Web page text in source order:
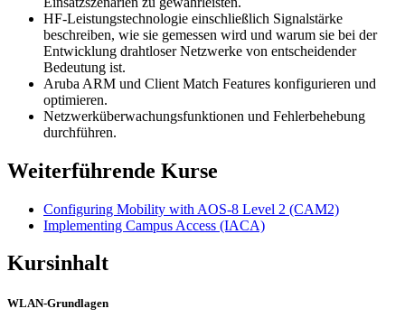
HF-Leistungstechnologie einschließlich Signalstärke
beschreiben, wie sie gemessen wird und warum sie bei der
Entwicklung drahtloser Netzwerke von entscheidender
Bedeutung ist.
Aruba ARM und Client Match Features konfigurieren und
optimieren.
Netzwerküberwachungsfunktionen und Fehlerbehebung
durchführen.
Weiterführende Kurse
Configuring Mobility with AOS-8 Level 2 (CAM2)
Implementing Campus Access (IACA)
Kursinhalt
WLAN-Grundlagen